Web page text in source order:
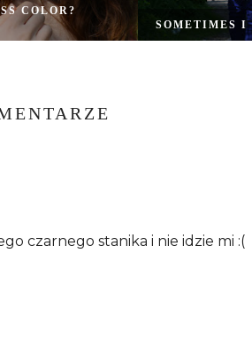
COLOR?
SOMETIMES I
czarnego stanika i nie idzie mi :(